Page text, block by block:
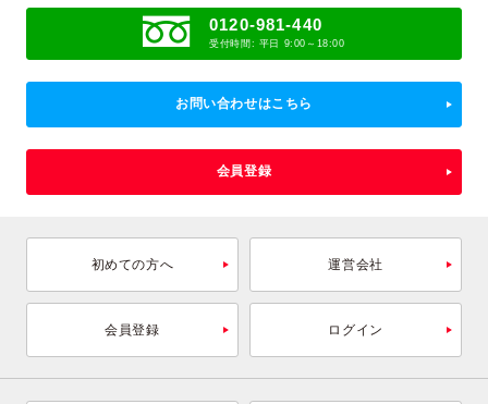
0120-981-440
受付時間: 平日 9:00～18:00
お問い合わせはこちら
会員登録
初めての方へ 運営会社
会員登録 ログイン